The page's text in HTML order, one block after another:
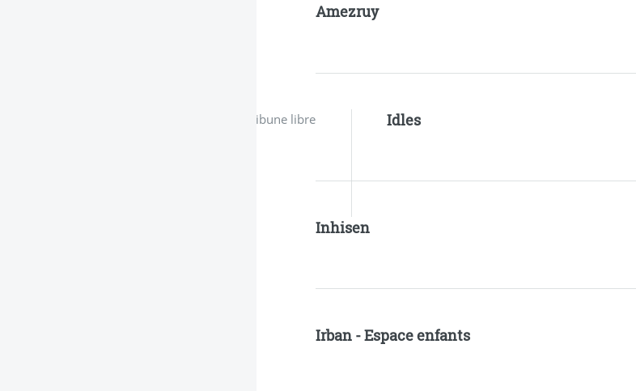
Amezruy
Tribune libre Idles
Inhisen
Irban - Espace enfants